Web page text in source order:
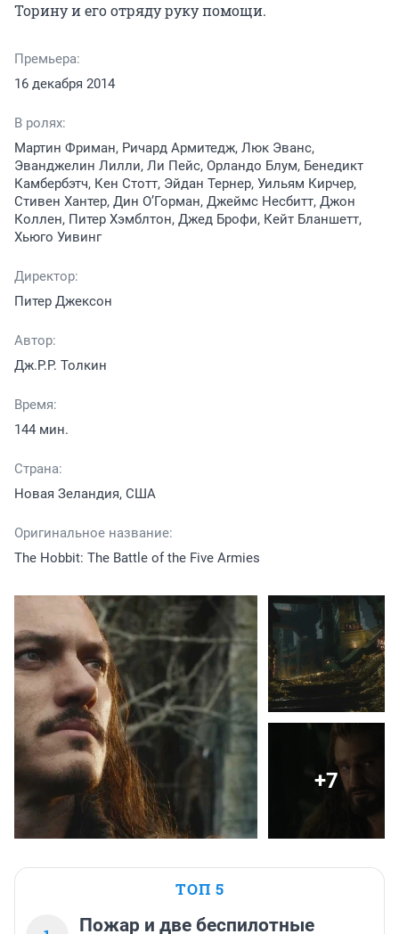
Торину и его отряду руку помощи.
Премьера:
16 декабря 2014
В ролях:
Мартин Фриман, Ричард Армитедж, Люк Эванс,
Эванджелин Лилли, Ли Пейс, Орландо Блум, Бенедикт
Камбербэтч, Кен Стотт, Эйдан Тернер, Уильям Кирчер,
Стивен Хантер, Дин О’Горман, Джеймс Несбитт, Джон
Коллен, Питер Хэмблтон, Джед Брофи, Кейт Бланшетт,
Хьюго Уивинг
Директор:
Питер Джексон
Автор:
Дж.Р.Р. Толкин
Время:
144 мин.
Страна:
Новая Зеландия, США
Оригинальное название:
The Hobbit: The Battle of the Five Armies
+7
ТОП 5
Пожар и две беспилотные